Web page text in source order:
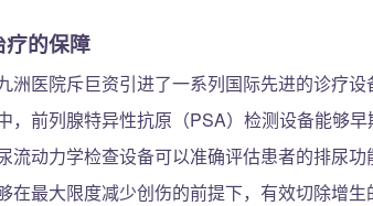
的保障
洲医院斥巨资引进了一系列国际先进的诊疗
，前列腺特异性抗原（PSA）检测设备能够
流动力学检查设备可以准确评估患者的排尿
在最大限度减少创伤的前提下，有效切除增